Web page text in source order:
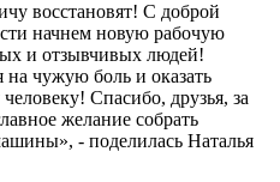
восстановят! С доброй
начнем новую рабочую
и отзывчивых людей!
чужую боль и оказать
Спасибо, друзья, за
желание собрать
- поделилась Наталья